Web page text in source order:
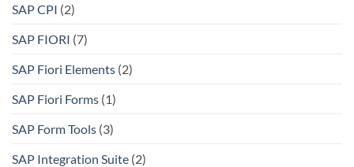
SAP CPI (2)
SAP FIORI (7)
SAP Fiori Elements (2)
SAP Fiori Forms (1)
SAP Form Tools (3)
SAP Integration Suite (2)